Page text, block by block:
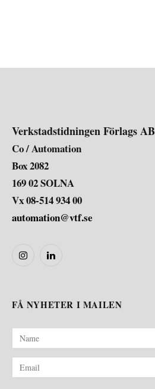
Verkstadstidningen Förlags AB
Co / Automation
Box 2082
169 02 SOLNA
Vx 08-514 934 00
automation@vtf.se
InstagramLinkedIn
FÅ NYHETER I MAILEN